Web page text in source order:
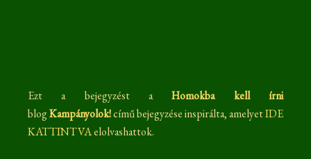
Ezt a bejegyzést aHomokba kell írni
blogKampányolok!című bejegyzése inspirálta, amelyetIDE
KATTINTVAelolvashattok.